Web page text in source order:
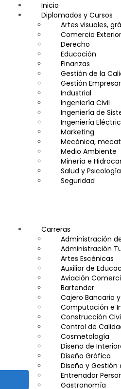
Inicio
Diplomados y Cursos
Artes visuales,
Comercio Exterior
Derecho
Educación
Finanzas
Gestión de la
Gestión
Industrial
Ingeniería Civil
Ingeniería de
Ingeniería
Marketing
Mecánica,
Medio Ambiente
Minería e
Salud y Psicología
Seguridad
Carreras
Administración
Administración
Artes Escénicas
Auxiliar de
Aviación
Bartender
Cajero Bancario
Computación e
Construcción
Control de
Cosmetología
Diseño de
Diseño Gráfico
Diseño y Gestión
Entrenador
Gastronomía